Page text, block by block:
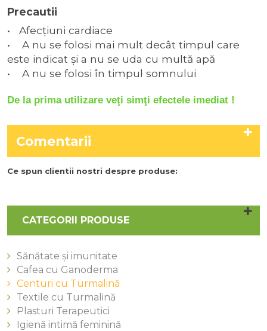
Precautii
• Afecţiuni cardiace
• A nu se folosi mai mult decât timpul care
este indicat şi a nu se uda cu multă apă
• A nu se folosi în timpul somnului
De la prima utilizare veţi simţi efectele imediat !
Comentarii
Ce spun clientii nostri despre produse:
CATEGORII PRODUSE
Sănătate și imunitate
Cafea cu Ganoderma
Centuri cu Turmalină
Textile cu Turmalină
Plasturi Terapeutici
Igienă intimă feminină